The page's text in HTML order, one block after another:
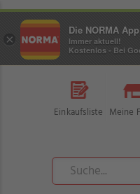
Einkaufsliste Meine
×
Die NORMA App
Immer aktuell!
Kostenlos - Bei